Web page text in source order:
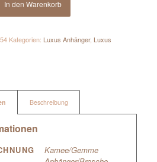
In den Warenkorb
Kategorien: Luxus Anhänger, Luxus
Beschreibung
Kamee/Gemme